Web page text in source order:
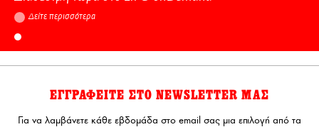
Δείτε περισσότερα
ΕΓΓΡΑΦΕΙΤΕ ΣΤΟ NEWSLETTER ΜΑΣ
Για να λαμβάνετε κάθε εβδομάδα στο email σας μια επιλογή από τα